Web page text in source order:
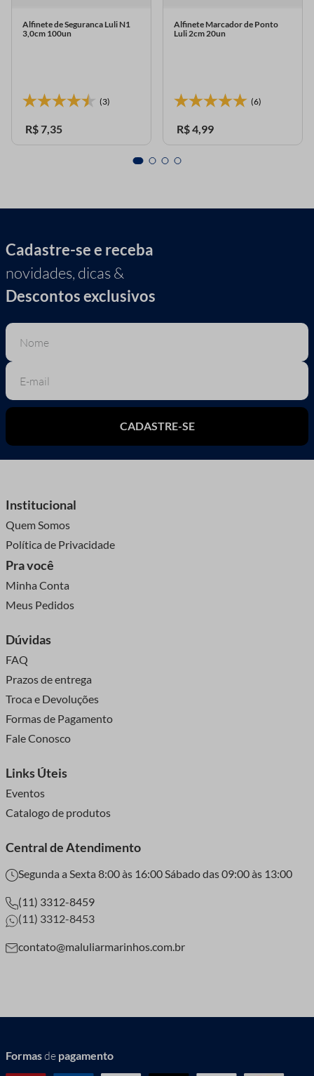
Alfinete de Seguranca Luli N1
3,0cm 100un
(3)
R$7,35
Alfinete Marcador de Ponto
Luli 2cm 20un
(6)
R$4,99
Cadastre-se e receba
novidades, dicas &
Descontos exclusivos
CADASTRE-SE
Institucional
Quem Somos
Política de Privacidade
Pra você
Minha Conta
Meus Pedidos
Dúvidas
FAQ
Prazos de entrega
Troca e Devoluções
Formas de Pagamento
Fale Conosco
Links Úteis
Eventos
Catalogo de produtos
Central de Atendimento
Segunda a Sexta 8:00 às 16:00 Sábado das 09:00 às 13:00
(11) 3312-8459
(11) 3312-8453
contato@maluliarmarinhos.com.br
Formasde pagamento